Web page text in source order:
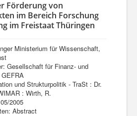
Förderung von
im Bereich Forschung
im Freistaat Thüringen
Ministerium für Wissenschaft,
Gesellschaft für Finanz- und
und Strukturpolitik - TraSt : Dr.
: Wirth, R.
2005
Abstract